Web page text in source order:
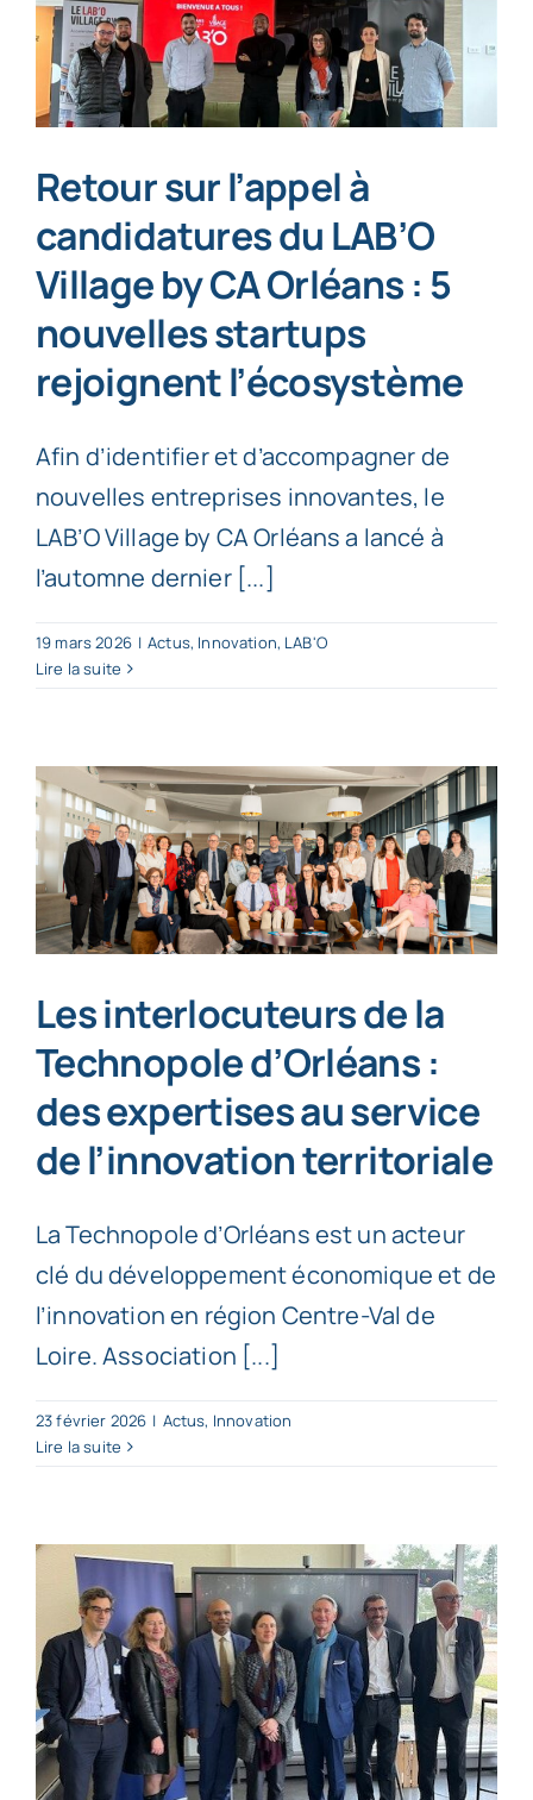
Retour sur l’appel à
candidatures du LAB’O
Village by CA Orléans : 5
nouvelles startups
rejoignent l’écosystème
Afin d’identifier et d’accompagner de
nouvelles entreprises innovantes, le
LAB’O Village by CA Orléans a lancé à
l’automne dernier [...]
19 mars 2026 | Actus, Innovation, LAB'O
Lire la suite
Les interlocuteurs de la
Technopole d’Orléans :
des expertises au service
de l’innovation territoriale
La Technopole d’Orléans est un acteur
clé du développement économique et de
l’innovation en région Centre-Val de
Loire. Association [...]
23 février 2026 | Actus, Innovation
Lire la suite